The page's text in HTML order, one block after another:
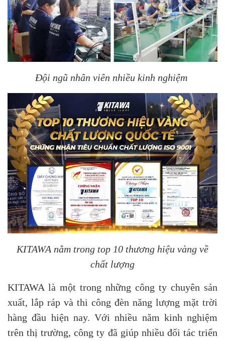
Đội ngũ nhân viên nhiều kinh nghiệm
KITAWA nằm trong top 10 thương hiệu vàng về
chất lượng
KITAWA là một trong những công ty chuyên sản
xuất, lắp ráp và thi công đèn năng lượng mặt trời
hàng đầu hiện nay. Với nhiều năm kinh nghiệm
trên thị trường, công ty đã giúp nhiều đối tác triển